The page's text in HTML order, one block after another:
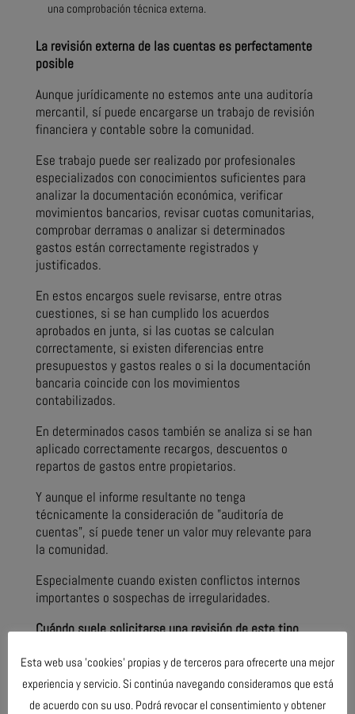
una comprobación técnica externa.
La revisión externa de las cuentas es perfectamente
posible
Aunque jurídicamente no estemos ante una auditoría
mercantil, sí puede encargarse un trabajo de revisión
financiera y contable sobre la comunidad.
Ese trabajo puede ser realizado por profesionales
especializados con conocimientos suficientes para
analizar la documentación económica, verificar
movimientos bancarios, revisar cuotas comunitarias,
comprobar derramas o analizar si determinados
gastos están correctamente registrados y
justificados.
En estos encargos suele revisarse, entre otras
cuestiones, si se han cumplido los acuerdos
aprobados en junta, si las cuotas se calculan
correctamente, si existen diferencias entre
presupuestos y gastos reales o si la documentación
bancaria coincide con los movimientos
contabilizados.
En determinados casos también se analiza si se han
aplicado correctamente recargos, descuentos o
repartos de gastos entre propietarios.
Y aunque el informe resultante no tenga
técnicamente la consideración de "auditoría de
cuentas", sí puede tener un valor muy relevante para
la comunidad.
Especialmente cuando existen conflictos internos
importantes o sospechas de irregularidades.
Cuándo suele solicitarse una revisión de este tipo
En la práctica, estas revisiones suelen aparecer en
situaciones bastante concretas. Por ejemplo, cuando
existe un cambio de administrador y la nueva junta
Esta web usa 'cookies' propias y de terceros para ofrecerte una mejor
experiencia y servicio. Si continúa navegando consideramos que está
de acuerdo con su uso. Podrá revocar el consentimiento y obtener